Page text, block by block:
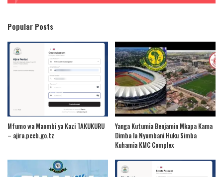
Popular Posts
Mfumo wa Maombi ya Kazi TAKUKURU
– ajira.pccb.go.tz
Yanga Kutumia Benjamin Mkapa Kama
Dimba la Nyumbani Huku Simba
Kuhamia KMC Complex